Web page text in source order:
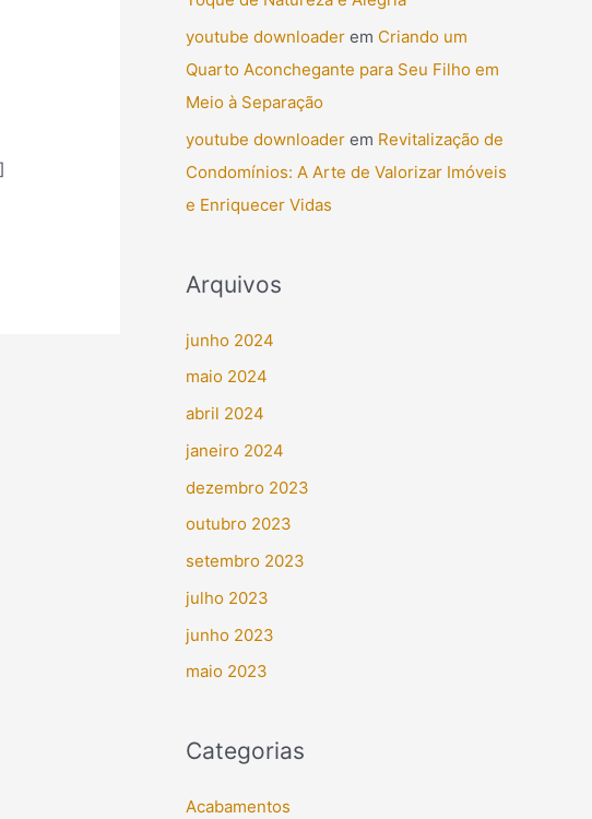
youtube downloader em Criando um
Quarto Aconchegante para Seu Filho em
Meio à Separação
youtube downloader em Revitalização de
Condomínios: A Arte de Valorizar Imóveis
e Enriquecer Vidas
Arquivos
junho 2024
maio 2024
abril 2024
janeiro 2024
dezembro 2023
outubro 2023
setembro 2023
julho 2023
junho 2023
maio 2023
Categorias
Acabamentos